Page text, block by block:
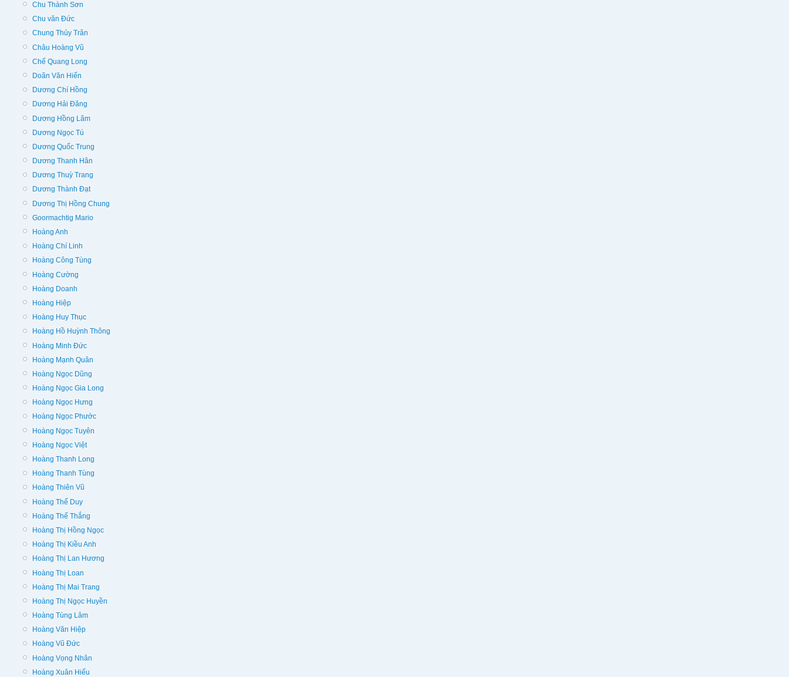
Chu Thành Sơn
Chu văn Đức
Chung Thủy Trân
Châu Hoàng Vũ
Chế Quang Long
Doãn Văn Hiến
Dương Chí Hồng
Dương Hải Đăng
Dương Hồng Lãm
Dương Ngọc Tú
Dương Quốc Trung
Dương Thanh Hân
Dương Thuỳ Trang
Dương Thành Đạt
Dương Thị Hồng Chung
Goormachtig Mario
Hoàng Anh
Hoàng Chí Linh
Hoàng Công Tùng
Hoàng Cường
Hoàng Doanh
Hoàng Hiệp
Hoàng Huy Thục
Hoàng Hồ Huỳnh Thông
Hoàng Minh Đức
Hoàng Mạnh Quân
Hoàng Ngọc Dũng
Hoàng Ngọc Gia Long
Hoàng Ngọc Hưng
Hoàng Ngọc Phước
Hoàng Ngọc Tuyên
Hoàng Ngọc Việt
Hoàng Thanh Long
Hoàng Thanh Tùng
Hoàng Thiên Vũ
Hoàng Thế Duy
Hoàng Thế Thắng
Hoàng Thị Hồng Ngọc
Hoàng Thị Kiều Anh
Hoàng Thị Lan Hương
Hoàng Thị Loan
Hoàng Thị Mai Trang
Hoàng Thị Ngọc Huyền
Hoàng Tùng Lâm
Hoàng Văn Hiệp
Hoàng Vũ Đức
Hoàng Vọng Nhân
Hoàng Xuân Hiếu